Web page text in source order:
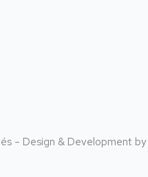
– Design & Development by